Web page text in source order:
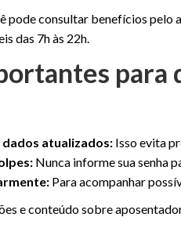
pode consultar benefícios pelo
das 7h às 22h.
dados atualizados: Isso evita
Nunca informe sua senha
Para acompanhar
e conteúdo sobre